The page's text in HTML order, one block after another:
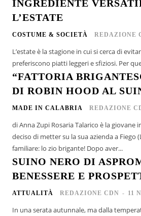
INGREDIENTE
L’ESTATE
COSTUME & SOCIETÀ REDAZIONE
L’estate è la stagione in cui si cerca di
preferiscono
“FATTORIA
DI ROBIN HOOD AL
MADE IN CALABRIA REDAZIONE
di Anna Zupi Rosaria Talarico è la
deciso di metter su la sua azienda a
familiare: lo zio brigante! Dopo aver...
SUINO NERO DI
BENESSERE E
ATTUALITÀ REDAZIONE CDN - 11
In una serata autunnale, ma dalla